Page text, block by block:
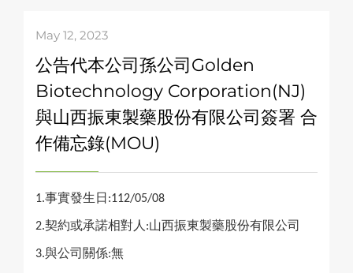
May 12, 2023
公告代本公司孫公司Golden
Biotechnology Corporation(NJ)
與山西振東製藥股份有限公司簽署 合
作備忘錄(MOU)
1.事實發生日 :112/05/08
2.契約或承諾相對人 :山西振東製藥股份有限公司
3.與公司關係:無